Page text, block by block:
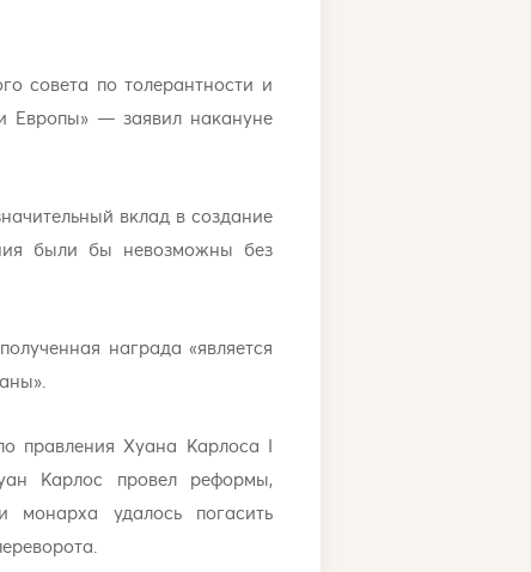
совета по толерантности и
Европы» — заявил накануне
вклад в создание
были бы невозможны без
награда «является
правления Хуана Карлоса I
Карлос провел реформы,
монарха удалось погасить